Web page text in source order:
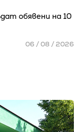
обявени на 10
06 / 08 / 2026